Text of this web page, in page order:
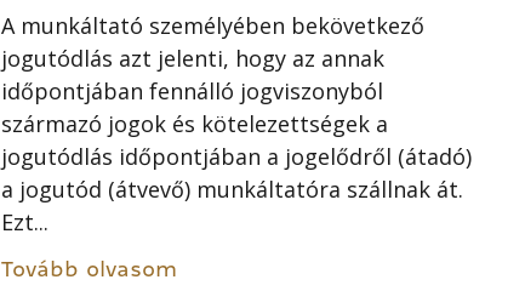
A munkáltató személyében bekövetkező
jogutódlás azt jelenti, hogy az annak
időpontjában fennálló jogviszonyból
származó jogok és kötelezettségek a
jogutódlás időpontjában a jogelődről (átadó)
a jogutód (átvevő) munkáltatóra szállnak át.
Ezt...
Tovább olvasom